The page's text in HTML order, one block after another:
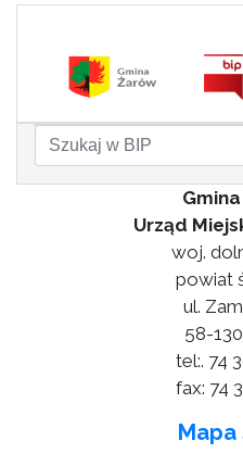
Urząd
woj.
powiat
ul.
58-
tel:. 74
fax: 74